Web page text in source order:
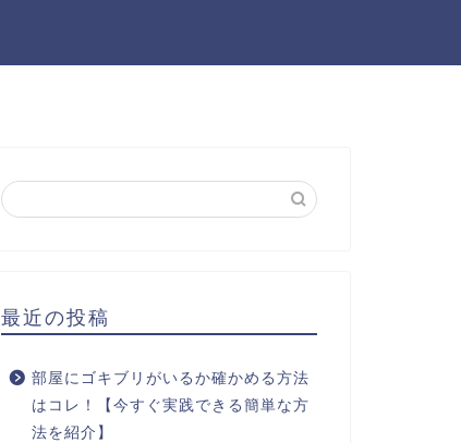
最近の投稿
部屋にゴキブリがいるか確かめる方法
はコレ！【今すぐ実践できる簡単な方
法を紹介】